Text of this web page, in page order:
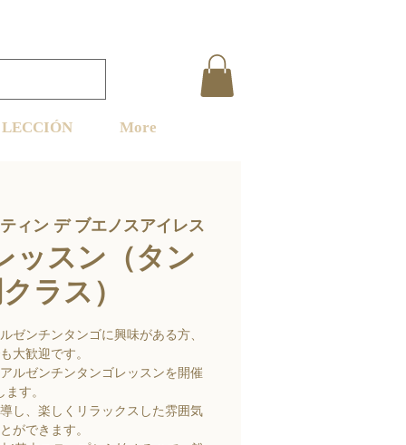
LECCIÓN More
ィン デ ブエノスアイレス
ッスン（タン
ラス）
ゼンチンタンゴに興味がある方、
大歓迎です。
ルゼンチンタンゴレッスンを開催
ます。
し、楽しくリラックスした雰囲気
ができます。